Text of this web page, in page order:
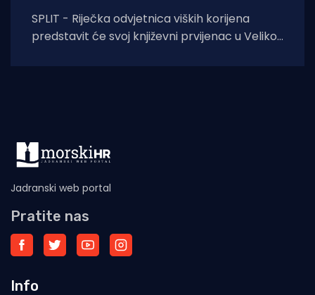
SPLIT - Riječka odvjetnica viških korijena
predstavit će svoj književni prvijenac u Velikoj
Jadranski web portal
Pratite nas
Info